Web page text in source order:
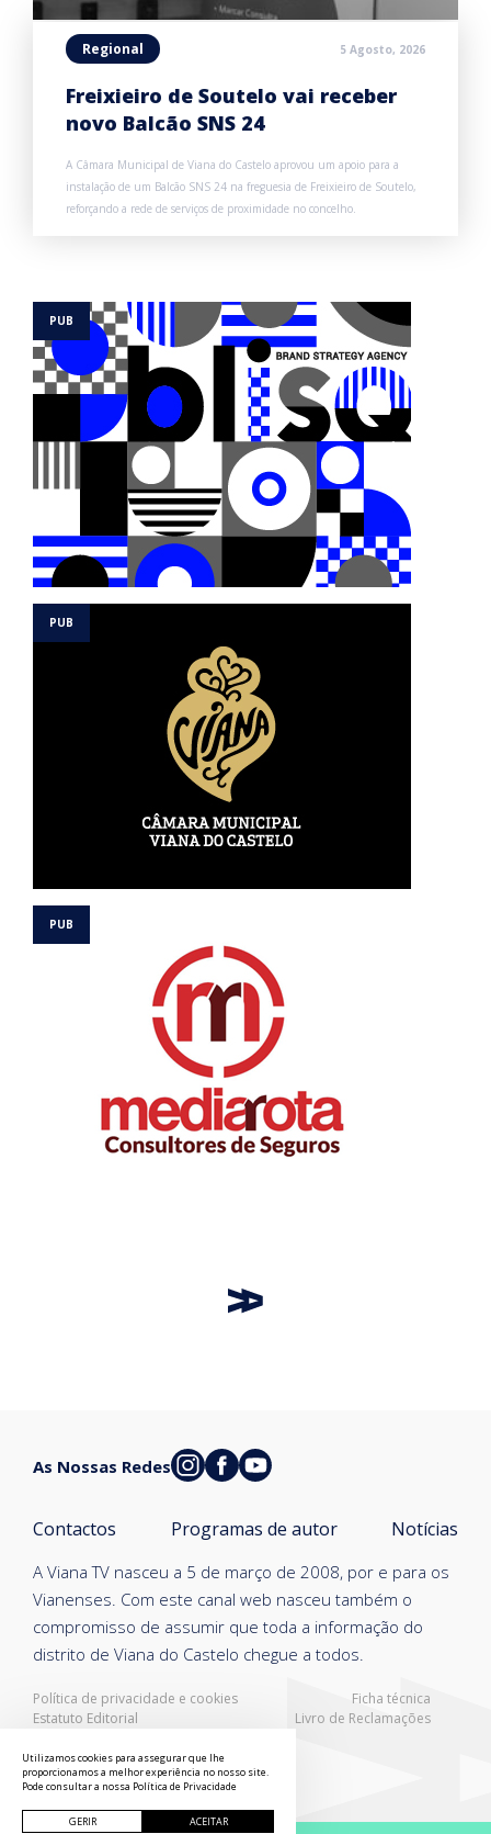
Regional 5 Agosto, 2026
Freixieiro de Soutelo vai receber
novo Balcão SNS 24
A Câmara Municipal de Viana do Castelo aprovou um apoio para a
instalação de um Balcão SNS 24 na freguesia de Freixieiro de Soutelo,
reforçando a rede de serviços de proximidade no concelho.
Política de privacidade e cookies
Ficha técnica
Estatuto Editorial
Livro de Reclamações
A Viana TV nasceu a 5 de março de 2008, por e para os
Vianenses. Com este canal web nasceu também o
compromisso de assumir que toda a informação do
distrito de Viana do Castelo chegue a todos.
Contactos Programas de autor Notícias
As Nossas Redes
Utilizamos cookies para assegurar que lhe
proporcionamos a melhor experiência no nosso site.
Pode consultar a nossa Política de Privacidade
GERIR ACEITAR